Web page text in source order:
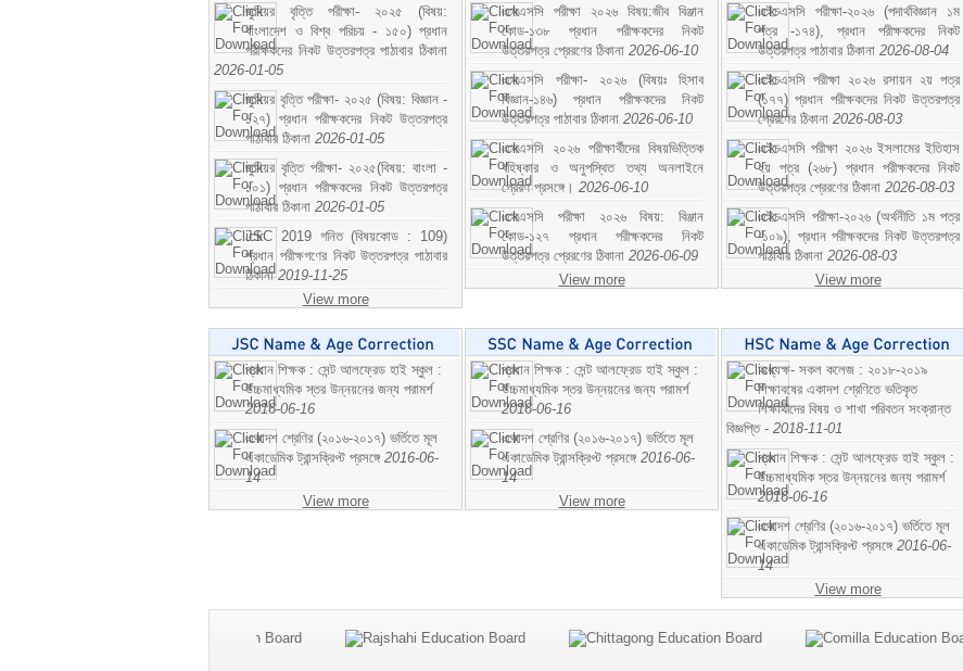
জুনিয়র বৃত্তি পরীক্ষা- ২০২৫ (বিষয়:
বাংলাদেশ ও বিশ্ব পরিচয় - ১৫০) প্রধান
পরীক্ষকদের নিকট উত্তরপত্র পাঠাবার ঠিকানা
2026-01-05
জুনিয়র বৃত্তি পরীক্ষা- ২০২৫ (বিষয়: বিজ্ঞান -
১২৭) প্রধান পরীক্ষকদের নিকট উত্তরপত্র
পাঠাবার ঠিকানা 2026-01-05
জুনিয়র বৃত্তি পরীক্ষা- ২০২৫(বিষয়: বাংলা -
১০১) প্রধান পরীক্ষকদের নিকট উত্তরপত্র
পাঠাবার ঠিকানা 2026-01-05
JSC 2019 গনিত (বিষয়কোড : 109)
প্রধান পরীক্ষগণের নিকট উত্তরপত্র পাঠাবার
ঠিকানা2019-11-25
View more
এসএসসি পরীক্ষা ২০২৬ বিষয়:জীব বিঞ্জান
কোড-১৩৮ প্রধান পরীক্ষকদের নিকট
উত্তরপত্র প্রেরণের ঠিকানা 2026-06-10
এসএসসি পরীক্ষা- ২০২৬ (বিষয়ঃ হিসাব
বিজ্ঞান-১৪৬) প্রধান পরীক্ষকদের নিকট
উত্তরপত্র পাঠাবার ঠিকানা 2026-06-10
এসএসসি ২০২৬ পরীক্ষার্থীদের বিষয়ভিত্তিক
বহিষ্কার ও অনুপস্থিত তথ্য অনলাইনে
প্রেরণ প্রসঙ্গে। 2026-06-10
এসএসসি পরীক্ষা ২০২৬ বিষয়: বিঞ্জান
কোড-১২৭ প্রধান পরীক্ষকদের নিকট
উত্তরপত্র প্রেরণের ঠিকানা 2026-06-09
View more
এইচএসসি পরীক্ষা-২০২৬ (পদার্থবিজ্ঞান ১ম
পত্র -১৭৪), প্রধান পরীক্ষকদের নিকট
উত্তরপত্র পাঠাবার ঠিকানা 2026-08-04
এইচএসসি পরীক্ষা ২০২৬ রসায়ন ২য় পত্র
(১৭৭) প্রধান পরীক্ষকদের নিকট উত্তরপত্র
প্রেরণের ঠিকানা 2026-08-03
এইচএসসি পরীক্ষা ২০২৬ ইসলামের ইতিহাস
২য় পত্র (২৬৮) প্রধান পরীক্ষকদের নিকট
উত্তরপত্র প্রেরণের ঠিকানা 2026-08-03
এইচএসসি পরীক্ষা-২০২৬ (অর্থনীতি ১ম পত্র
-১০৯), প্রধান পরীক্ষকদের নিকট উত্তরপত্র
পাঠাবার ঠিকানা 2026-08-03
View more
প্রধান শিক্ষক : সেন্ট আলফ্রেড হাই স্কুল :
উচ্চমাধ্যমিক স্তর উন্নয়নের জন্য পরামর্শ
2016-06-16
একাদশ শ্রেণির (২০১৬-২০১৭) ভর্তিতে মূল
একাডেমিক ট্রান্সক্রিপ্ট প্রসঙ্গে 2016-06-
14
View more
প্রধান শিক্ষক : সেন্ট আলফ্রেড হাই স্কুল :
উচ্চমাধ্যমিক স্তর উন্নয়নের জন্য পরামর্শ
2016-06-16
একাদশ শ্রেণির (২০১৬-২০১৭) ভর্তিতে মূল
একাডেমিক ট্রান্সক্রিপ্ট প্রসঙ্গে 2016-06-
14
View more
অধ্যক্ষ- সকল কলেজ : ২০১৮-২০১৯
শিক্ষাবষের একাদশ শ্রেণিতে ভতিকৃত
শিক্ষাথীদের বিষয় ও শাখা পরিবতন সংক্রান্ত
বিজ্ঞপ্তি - 2018-11-01
প্রধান শিক্ষক : সেন্ট আলফ্রেড হাই স্কুল :
উচ্চমাধ্যমিক স্তর উন্নয়নের জন্য পরামর্শ
2016-06-16
একাদশ শ্রেণির (২০১৬-২০১৭) ভর্তিতে মূল
একাডেমিক ট্রান্সক্রিপ্ট প্রসঙ্গে 2016-06-
14
View more